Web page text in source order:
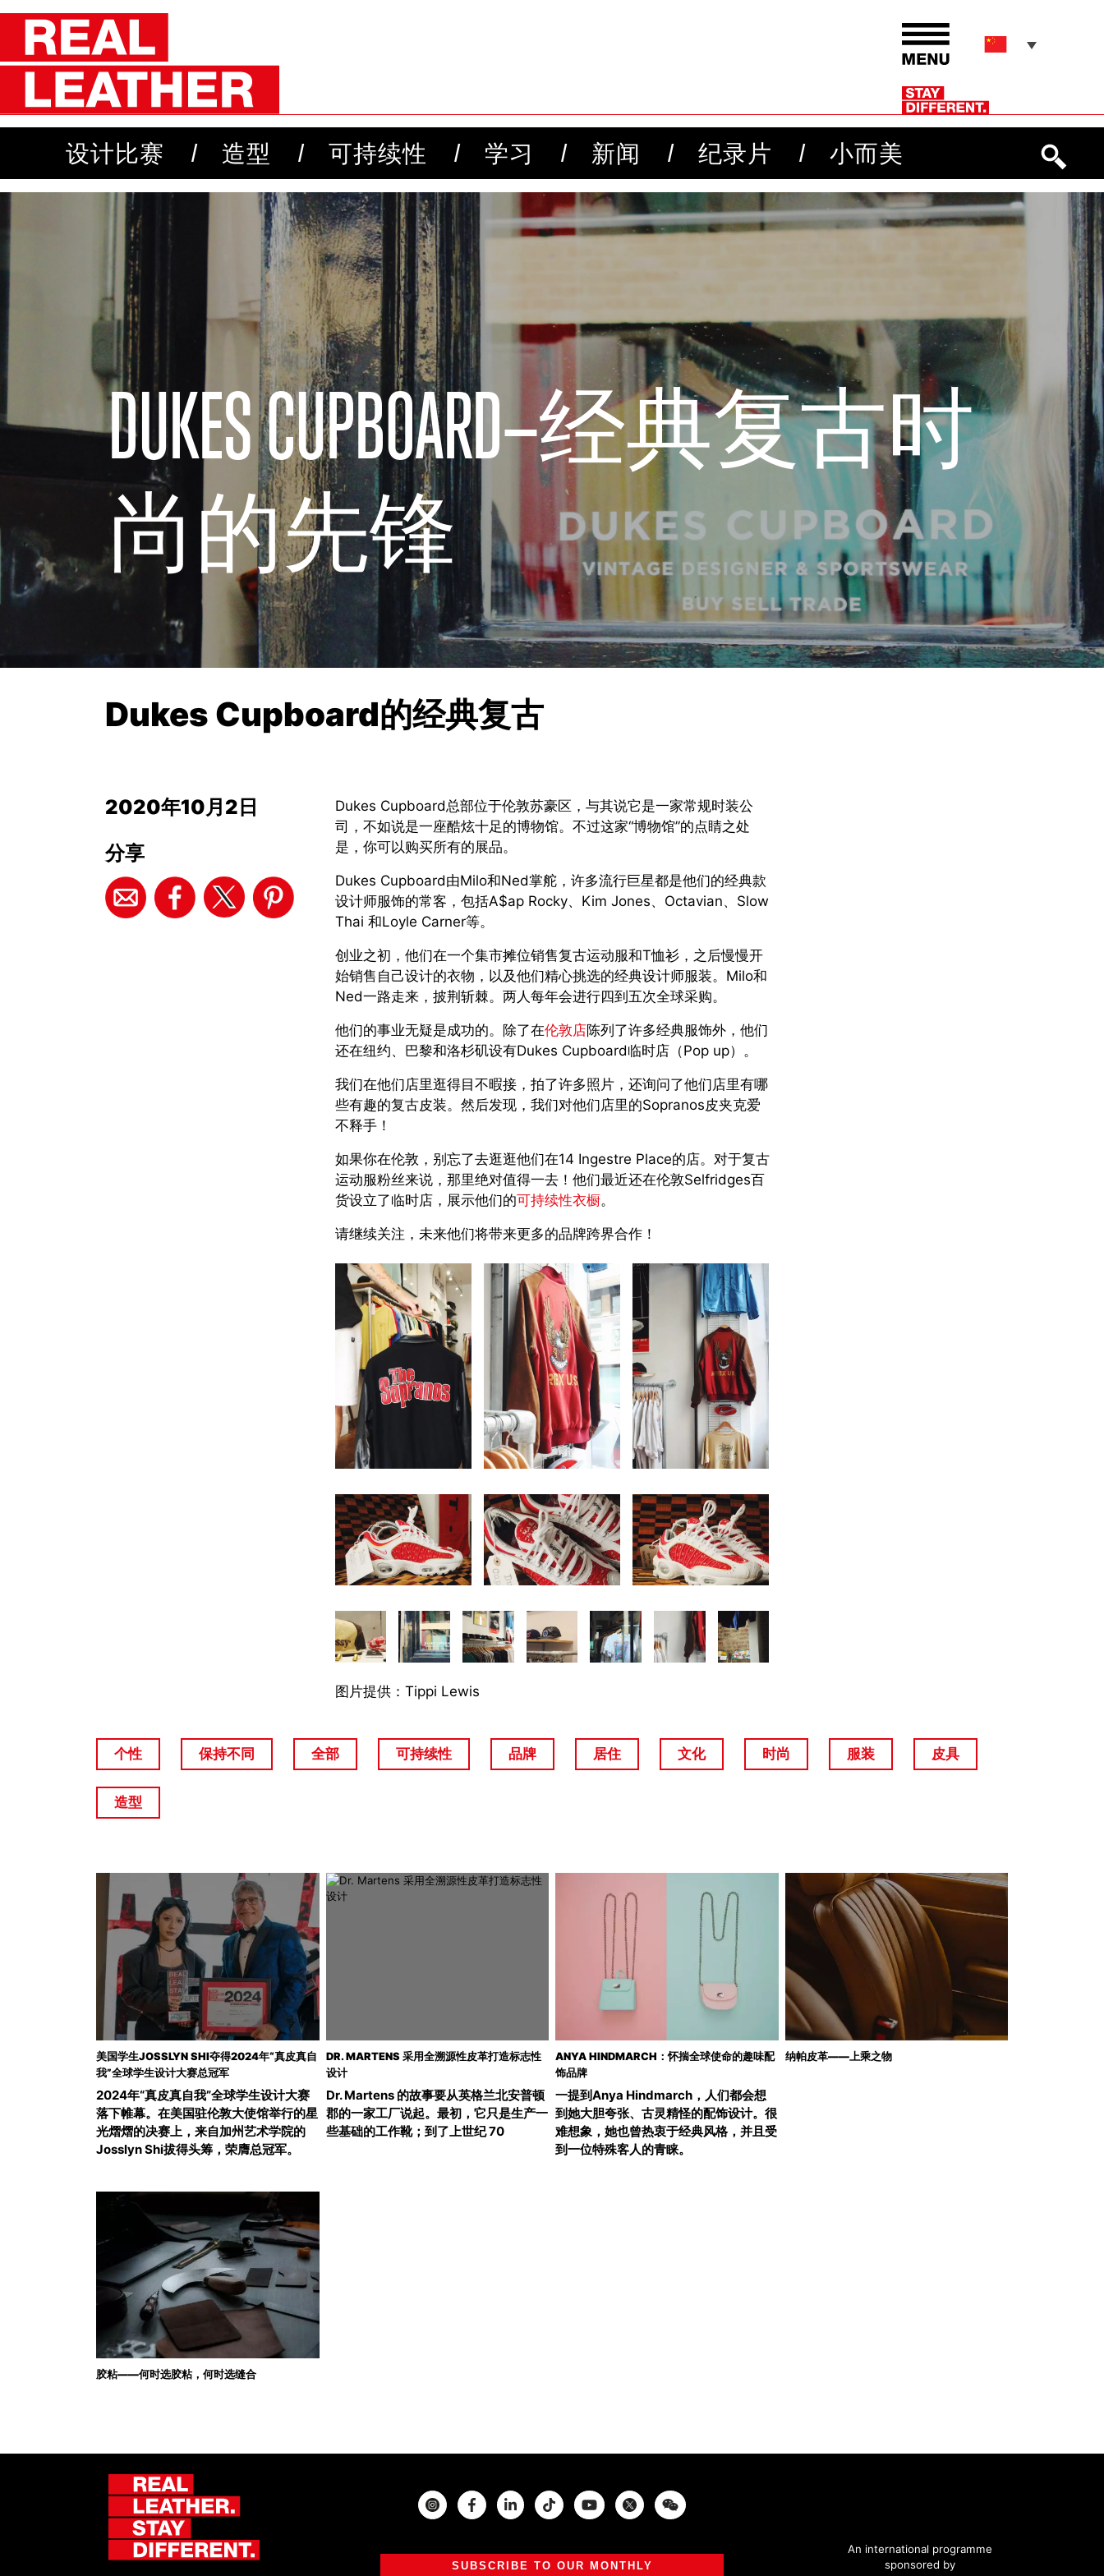
设计比赛 造型 可持续性 学习 新闻 纪录片 小而美
DUKES CUPBOARD—经典复古时
尚的先锋
Dukes Cupboard的经典复古
2020年10月2日
分享
Dukes Cupboard总部位于伦敦苏豪区，与其说它是一家常规时装公
司，不如说是一座酷炫十足的博物馆。不过这家“博物馆”的点睛之处
是，你可以购买所有的展品。
Dukes Cupboard由Milo和Ned掌舵，许多流行巨星都是他们的经典款
设计师服饰的常客，包括A$ap Rocky、Kim Jones、Octavian、Slow
Thai 和Loyle Carner等。
创业之初，他们在一个集市摊位销售复古运动服和T恤衫，之后慢慢开
始销售自己设计的衣物，以及他们精心挑选的经典设计师服装。Milo和
Ned一路走来，披荆斩棘。两人每年会进行四到五次全球采购。
他们的事业无疑是成功的。除了在伦敦店陈列了许多经典服饰外，他们
还在纽约、巴黎和洛杉矶设有Dukes Cupboard临时店（Pop up）。
我们在他们店里逛得目不暇接，拍了许多照片，还询问了他们店里有哪
些有趣的复古皮装。然后发现，我们对他们店里的Sopranos皮夹克爱
不释手！
如果你在伦敦，别忘了去逛逛他们在14 Ingestre Place的店。对于复古
运动服粉丝来说，那里绝对值得一去！他们最近还在伦敦Selfridges百
货设立了临时店，展示他们的可持续性衣橱。
请继续关注，未来他们将带来更多的品牌跨界合作！
图片提供：Tippi Lewis
个性 保持不同 全部 可持续性 品牌 居住 文化 时尚 服装 皮具
造型
美国学生JOSSLYN SHI夺得2024年“真皮真自
我”全球学生设计大赛总冠军
2024年“真皮真自我”全球学生设计大赛
落下帷幕。在美国驻伦敦大使馆举行的星
光熠熠的决赛上，来自加州艺术学院的
Josslyn Shi拔得头筹，荣膺总冠军。
DR. MARTENS 采用全溯源性皮革打造标志性
设计
Dr. Martens 的故事要从英格兰北安普顿
郡的一家工厂说起。最初，它只是生产一
些基础的工作靴；到了上世纪 70
ANYA HINDMARCH：怀揣全球使命的趣味配
饰品牌
一提到Anya Hindmarch，人们都会想
到她大胆夸张、古灵精怪的配饰设计。很
难想象，她也曾热衷于经典风格，并且受
到一位特殊客人的青睐。
纳帕皮革——上乘之物
胶粘——何时选胶粘，何时选缝合
InstagramFacebook Twitter
SUBSCRIBE TO OUR MONTHLY
An international programme
sponsored by